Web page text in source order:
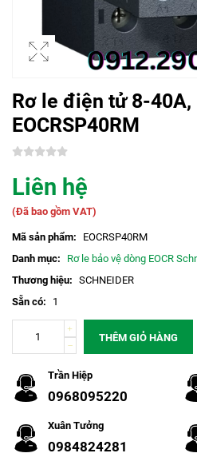
Rơ le điện tử 8-40A,
EOCRSP40RM
Liên hệ
(Đã bao gồm VAT)
Mã sản phẩm:
EOCRSP40RM
Danh mục:
Rơ le bảo vệ dòng EOCR
Thương hiệu: SCHNEIDER
Sẵn có:
1
THÊM GIỎ HÀNG
Trần Hiệp
0968095220
Xuân Tưởng
0984824281